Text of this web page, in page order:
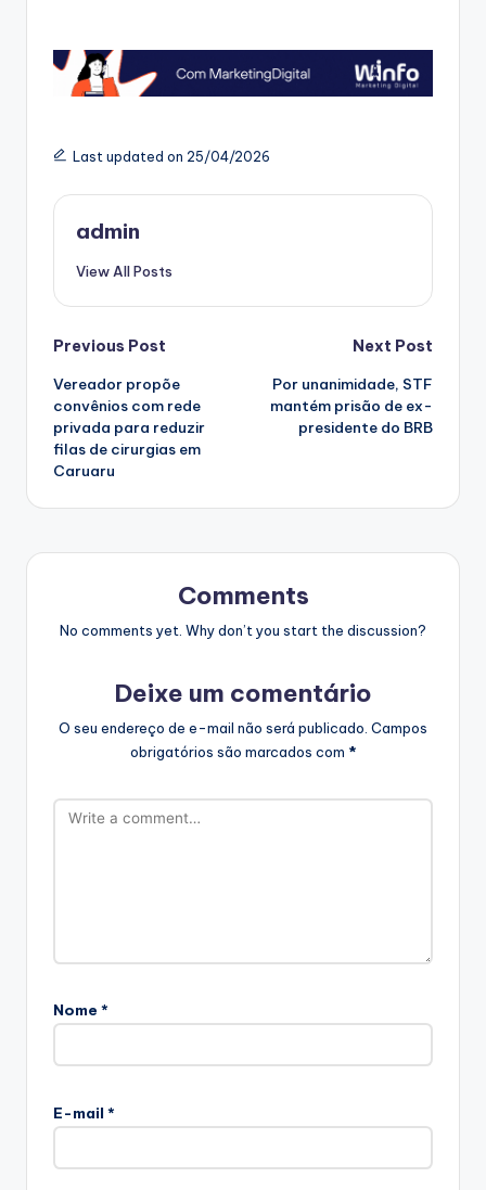
Last updated on 25/04/2026
admin
View All Posts
Post
navigation
Previous Post
Vereador propõe
convênios com rede
privada para reduzir
filas de cirurgias em
Caruaru
Next Post
Por unanimidade, STF
mantém prisão de ex-
presidente do BRB
Comments
No comments yet. Why don’t you start the discussion?
Deixe um comentário
O seu endereço de e-mail não será publicado. Campos
obrigatórios são marcados com *
Nome *
E-mail *